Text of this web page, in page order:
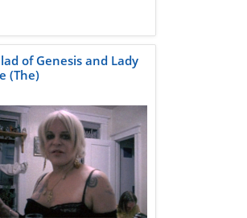
of Genesis and Lady
(The)